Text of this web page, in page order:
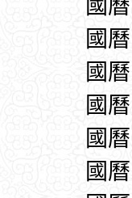
國
國
國
國
國
國